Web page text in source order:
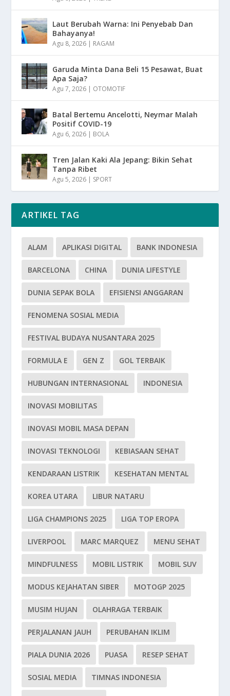
Laut Berubah Warna: Ini Penyebab Dan
Bahayanya!
Agu 8, 2026 | RAGAM
Garuda Minta Dana Beli 15 Pesawat, Buat
Apa Saja?
Agu 7, 2026 | OTOMOTIF
Batal Bertemu Ancelotti, Neymar Malah
Positif COVID-19
Agu 6, 2026 | BOLA
Tren Jalan Kaki Ala Jepang: Bikin Sehat
Tanpa Ribet
Agu 5, 2026 | SPORT
ARTIKEL TAG
ALAM APLIKASI DIGITAL BANK INDONESIA
BARCELONA CHINA DUNIA LIFESTYLE
DUNIA SEPAK BOLA EFISIENSI ANGGARAN
FENOMENA SOSIAL MEDIA
FESTIVAL BUDAYA NUSANTARA 2025
FORMULA E GEN Z GOL TERBAIK
HUBUNGAN INTERNASIONAL INDONESIA
INOVASI MOBILITAS
INOVASI MOBIL MASA DEPAN
INOVASI TEKNOLOGI KEBIASAAN SEHAT
KENDARAAN LISTRIK KESEHATAN MENTAL
KOREA UTARA LIBUR NATARU
LIGA CHAMPIONS 2025 LIGA TOP EROPA
LIVERPOOL MARC MARQUEZ MENU SEHAT
MINDFULNESS MOBIL LISTRIK MOBIL SUV
MODUS KEJAHATAN SIBER MOTOGP 2025
MUSIM HUJAN OLAHRAGA TERBAIK
PERJALANAN JAUH PERUBAHAN IKLIM
PIALA DUNIA 2026 PUASA RESEP SEHAT
SOSIAL MEDIA TIMNAS INDONESIA